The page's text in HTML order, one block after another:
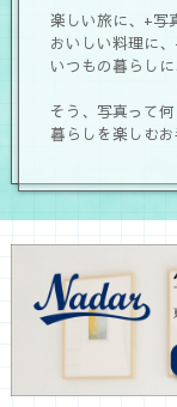
楽しい旅に、+写
おいしい料理に
いつもの暮らし
そう、写真って
暮らしを楽しむ